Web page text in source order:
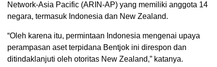
Network-Asia Pacific (ARIN-AP) yang memiliki anggota 14
negara, termasuk Indonesia dan New Zealand.
“Oleh karena itu, permintaan Indonesia mengenai upaya
perampasan aset terpidana Bentjok ini direspon dan
ditindaklanjuti oleh otoritas New Zealand,” katanya.